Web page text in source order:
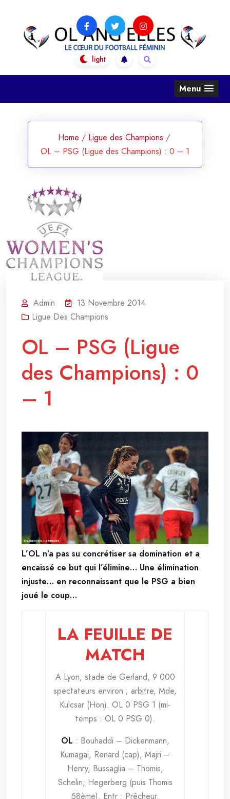
content
OL Ang'Elles
Le coeur du football féminin
Menu
Home / Ligue des Champions /
OL – PSG (Ligue des Champions) : 0 – 1
Admin
13 Novembre 2014
Ligue Des Champions
OL – PSG (Ligue
des Champions) : 0
– 1
L’OL n’a pas su concrétiser sa domination et a
encaissé ce but qui l’élimine… Une élimination
injuste… en reconnaissant que le PSG a bien
joué le coup…
LA FEUILLE DE
MATCH
A Lyon, stade de Gerland, 9 000
spectateurs environ ; arbitre, Mde,
Kulcsar (Hon). OL 0 PSG 1 (mi-
temps : OL 0 PSG 0).
OL : Bouhaddi – Dickenmann,
Kumagai, Renard (cap), Majri –
Henry, Bussaglia – Thomis,
Schelin, Hegerberg (puis Thomis
58ème). Entr : Prêcheur.